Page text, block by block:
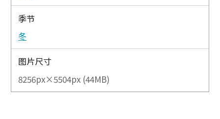
季节
冬
图片尺寸
8256px×5504px (44MB)